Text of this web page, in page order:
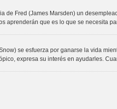
de Fred (James Marsden) un
aprenderán que es lo que se necesita
se esfuerza por ganarse la vida
expresa su interés en ayudarles.